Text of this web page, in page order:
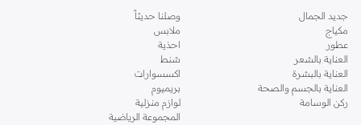
جديد الجمال
مكياج
عطور
العناية بالشعر
العناية بالبشرة
العناية بالجسم والصحة
ركن الوسامة
وصلنا حديثاً
ملابس
احذية
شنط
اكسسوارات
بريميوم
لوازم منزلية
المجموعة الرياضية